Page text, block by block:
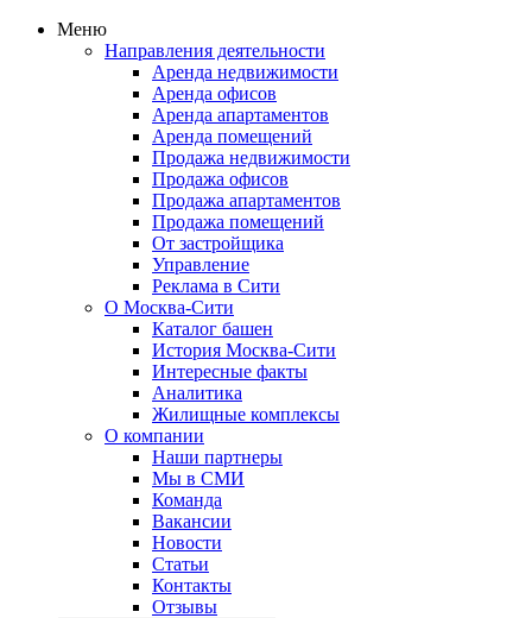
Меню
Направления деятельности
Аренда недвижимости
Аренда офисов
Аренда апартаментов
Аренда помещений
Продажа недвижимости
Продажа офисов
Продажа апартаментов
Продажа помещений
От застройщика
Управление
Реклама в Сити
О Москва-Сити
Каталог башен
История Москва-Сити
Интересные факты
Аналитика
Жилищные комплексы
О компании
Наши партнеры
Мы в СМИ
Команда
Вакансии
Новости
Статьи
Контакты
Отзывы